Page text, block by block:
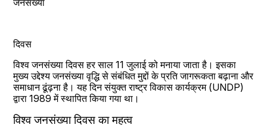
जनसंख्या
दिवस
विश्व जनसंख्या दिवस हर साल 11 जुलाई को मनाया जाता है। इसका
मुख्य उद्देश्य जनसंख्या वृद्धि से संबंधित मुद्दों के प्रति जागरूकता बढ़ाना और
समाधान ढूंढ़ना है। यह दिन संयुक्त राष्ट्र विकास कार्यक्रम (UNDP)
द्वारा 1989 में स्थापित किया गया था।
विश्व जनसंख्या दिवस का महत्व